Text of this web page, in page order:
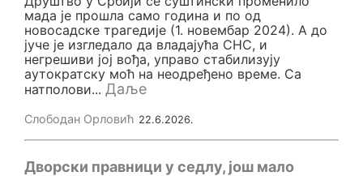
мада је прошла само година и по од
новосадске трагедије (1. новембар 2024). А до
јуче је изгледало да владајућа СНС, и
негрешиви јој вођа, управо стабилизују
аутократску моћ на неодређено време. Са
натполови... Даље
Слободан Орловић 22.6.2026.
Дворски правници у седлу, још мало